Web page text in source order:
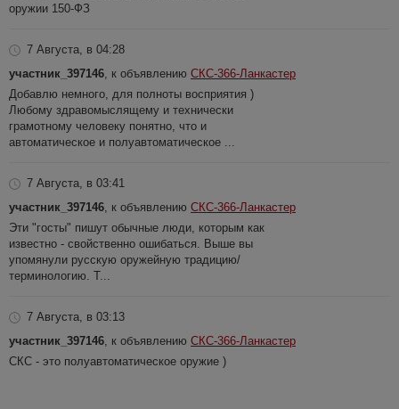
оружии 150-ФЗ
7 Августа, в 04:28
участник_397146 , к объявлению СКС-366-Ланкастер
Добавлю немного, для полноты восприятия )
Любому здравомыслящему и технически
грамотному человеку понятно, что и
автоматическое и полуавтоматическое ...
7 Августа, в 03:41
участник_397146 , к объявлению СКС-366-Ланкастер
Эти "госты" пишут обычные люди, которым как
известно - свойственно ошибаться. Выше вы
упомянули русскую оружейную традицию/
терминологию. Т...
7 Августа, в 03:13
участник_397146 , к объявлению СКС-366-Ланкастер
СКС - это полуавтоматическое оружие )